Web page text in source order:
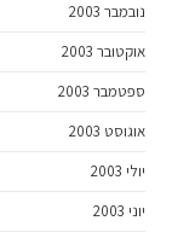
נובמבר 2003
אוקטובר 2003
ספטמבר 2003
אוגוסט 2003
יולי 2003
יוני 2003